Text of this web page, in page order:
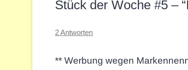
Stück der Woche #5 –
2 Antworten
** Werbung wegen